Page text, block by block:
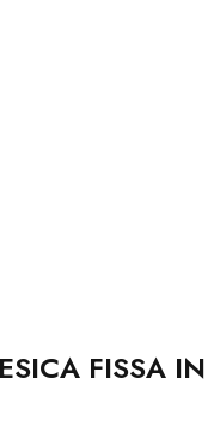
FISSA IN